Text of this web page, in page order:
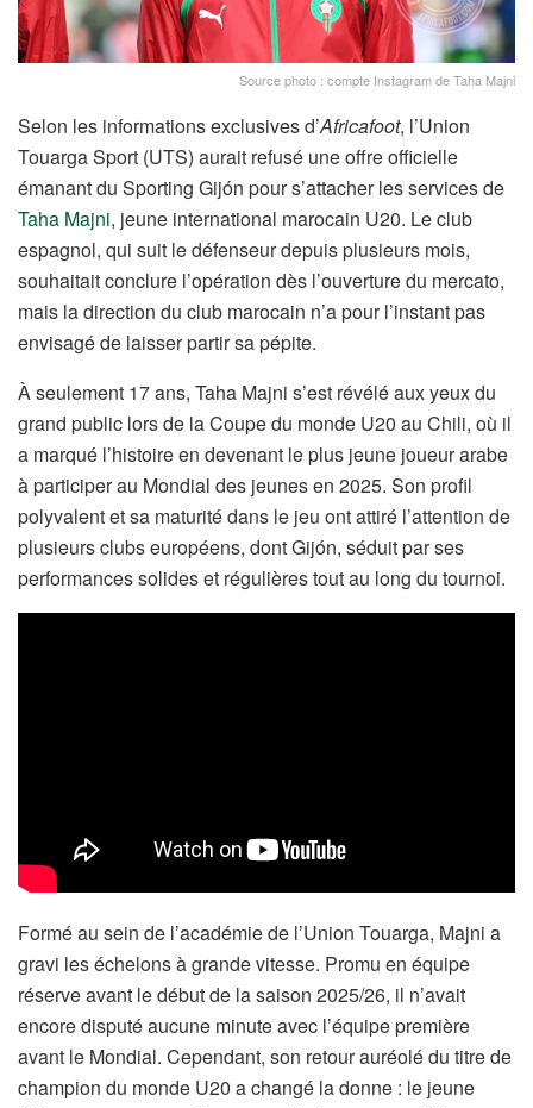
Source photo : compte Instagram de Taha Majni
‏Selon les informations exclusives d’Africafoot, l’Union
Touarga Sport (UTS) aurait refusé une offre officielle
émanant du Sporting Gijón pour s’attacher les services de
Taha Majni, jeune international marocain U20. Le club
espagnol, qui suit le défenseur depuis plusieurs mois,
souhaitait conclure l’opération dès l’ouverture du mercato,
mais la direction du club marocain n’a pour l’instant pas
envisagé de laisser partir sa pépite.
À seulement 17 ans, Taha Majni s’est révélé aux yeux du
grand public lors de la Coupe du monde U20 au Chili, où il
a marqué l’histoire en devenant le plus jeune joueur arabe
à participer au Mondial des jeunes en 2025. Son profil
polyvalent et sa maturité dans le jeu ont attiré l’attention de
plusieurs clubs européens, dont Gijón, séduit par ses
performances solides et régulières tout au long du tournoi.
Formé au sein de l’académie de l’Union Touarga, Majni a
gravi les échelons à grande vitesse. Promu en équipe
réserve avant le début de la saison 2025/26, il n’avait
encore disputé aucune minute avec l’équipe première
avant le Mondial. Cependant, son retour auréolé du titre de
champion du monde U20 a changé la donne : le jeune